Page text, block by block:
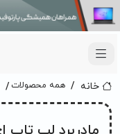
خانه همه محصولات